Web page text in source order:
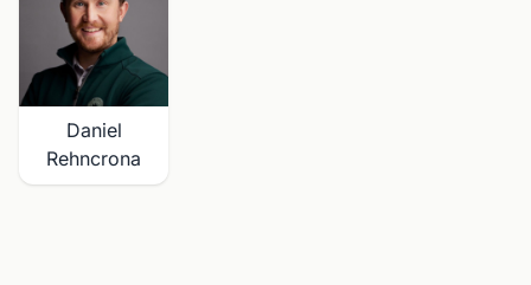
Daniel
Rehncrona